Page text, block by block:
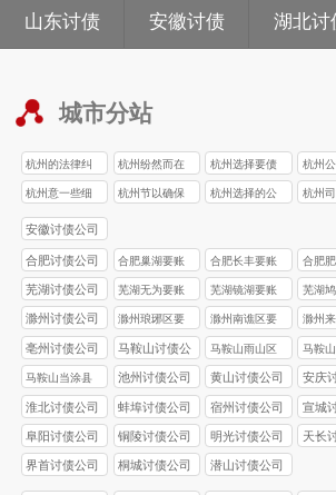
山东讨债 安徽讨债 湖北讨
城市分站
杭州的法律纠
要账公司
杭州纷然而在
要账公司
杭州选择要债
要账公司
杭州
要账
杭州意一些细
要账公司
杭州节以确保
杭州选择的公
杭州
安徽讨债公司
合肥讨债公司
合肥巢湖要账
公司
合肥长丰要账
公司
合肥
公司
芜湖讨债公司
芜湖无为要账
公司
芜湖镜湖要账
公司
芜湖
公司
滁州讨债公司
滁州琅琊区要
账公司
滁州南谯区要
账公司
滁州
账公司
亳州讨债公司
马鞍山讨债公
司
马鞍山雨山区
要账公司
马鞍
要账
马鞍山当涂县
要账公司
池州讨债公司 黄山讨债公司 安庆
淮北讨债公司 蚌埠讨债公司 宿州讨债公司 宣城
阜阳讨债公司 铜陵讨债公司 明光讨债公司 天长
界首讨债公司 桐城讨债公司 潜山讨债公司